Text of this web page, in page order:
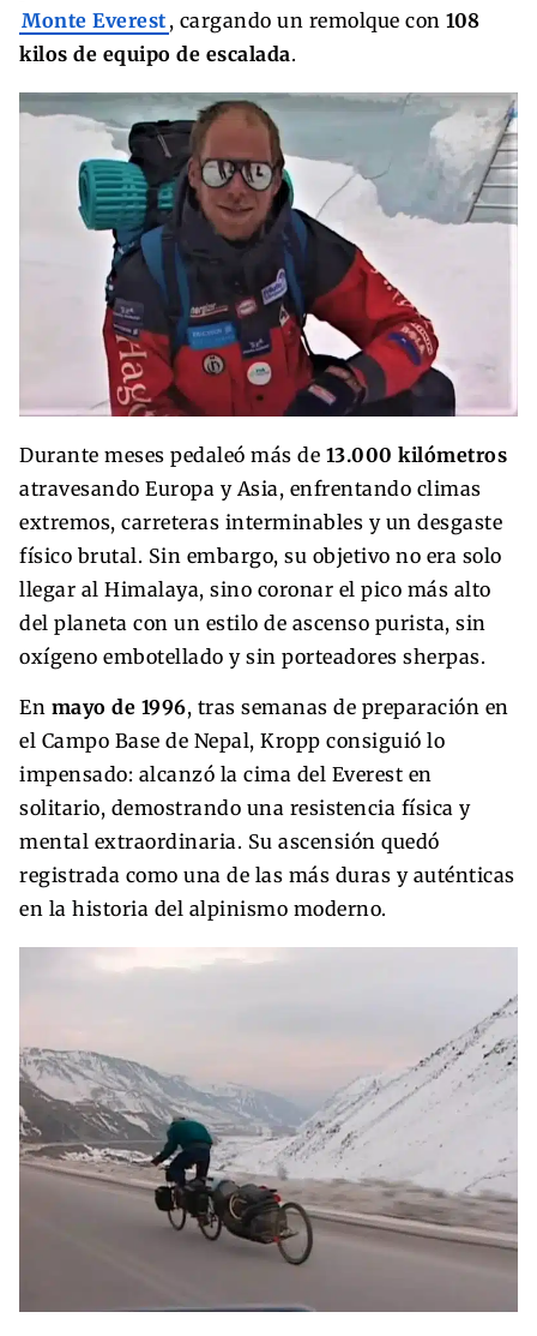
Monte Everest , cargando un remolque con 108
kilos de equipo de escalada.
Durante meses pedaleó más de 13.000 kilómetros
atravesando Europa y Asia, enfrentando climas
extremos, carreteras interminables y un desgaste
físico brutal. Sin embargo, su objetivo no era solo
llegar al Himalaya, sino coronar el pico más alto
del planeta con un estilo de ascenso purista, sin
oxígeno embotellado y sin porteadores sherpas.
En mayo de 1996, tras semanas de preparación en
el Campo Base de Nepal, Kropp consiguió lo
impensado: alcanzó la cima del Everest en
solitario, demostrando una resistencia física y
mental extraordinaria. Su ascensión quedó
registrada como una de las más duras y auténticas
en la historia del alpinismo moderno.